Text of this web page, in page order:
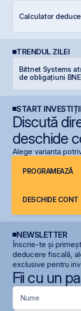
Calculator
TRENDUL ZILEI
Bittnet Systems
de obligațiuni
START INVESTIȚII
Discută
deschide
Alege varianta
PROGRAMEAZĂ
DESCHIDE CONT
NEWSLETTER
Înscrie-te și
deducere fiscală,
exclusive pentru
Fii cu un
Nume